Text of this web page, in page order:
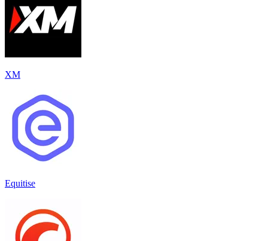
XM
Equitise